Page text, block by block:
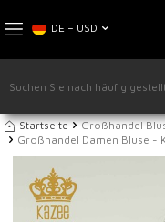
DE − USD
Startseite Großhandel
Großhandel Damen Bluse -